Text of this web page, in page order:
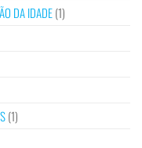
DA IDADE(1)
(1)